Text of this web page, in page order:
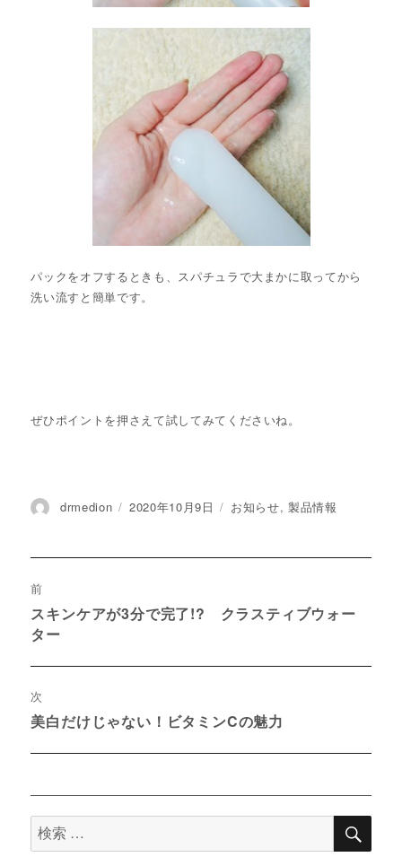
パックをオフするときも、スパチュラで大まかに取ってから
洗い流すと簡単です。
ぜひポイントを押さえて試してみてくださいね。
投
drmedion
投
2020年10月9日
カ
リ
お知らせ,製品情報
稿
ナ
ビ
ゲ
ー
シ
ョ
ン
前
過
去
稿:
スキンケアが3分で完了!? クラスティブウォー
ター
次
次
美白だけじゃない！ビタミンCの魅力
検
検